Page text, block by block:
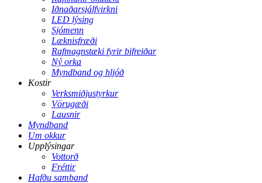
Iðnaðarsjálfvirkni
LED lýsing
Sjómenn
Læknisfræði
Rafmagnstæki fyrir bifreiðar
Ný orka
Myndband og hljóð
Kostir
Verksmiðjustyrkur
Vörugæði
Lausnir
Myndband
Um okkur
Upplýsingar
Vottorð
Fréttir
Hafðu samband